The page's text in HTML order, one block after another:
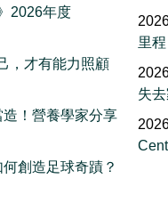
2026年度
，才有能力照顧
！營養學家分享
創造足球奇蹟？
里程
失